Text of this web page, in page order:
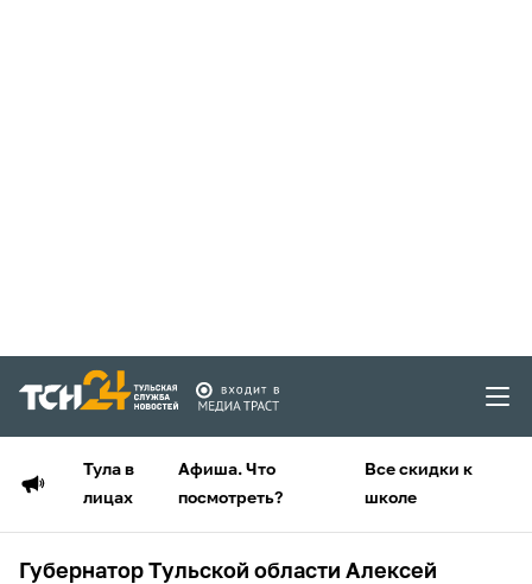
Тула в
лицах
Афиша. Что
посмотреть?
Все скидки к
школе
Губернатор Тульской области Алексей